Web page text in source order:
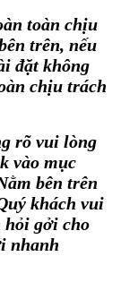
toàn chịu
trên, nếu
đặt không
chịu trách
rõ vui lòng
vào mục
bên trên
khách vui
hỏi gởi cho
nhanh